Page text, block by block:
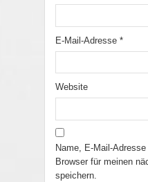
E-Mail-Adresse *
Website
Name, E-Mail-
Browser für meinen
speichern.